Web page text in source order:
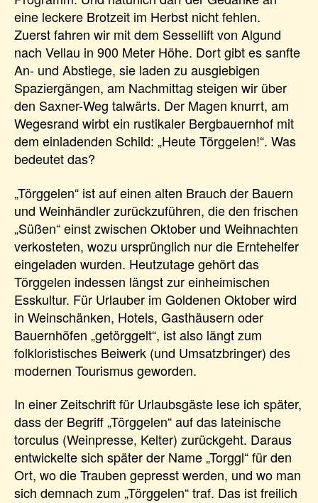
eine leckere Brotzeit im Herbst nicht fehlen.
Zuerst fahren wir mit dem Sessellift von Algund
nach Vellau in 900 Meter Höhe. Dort gibt es sanfte
An- und Abstiege, sie laden zu ausgiebigen
Spaziergängen, am Nachmittag steigen wir über
den Saxner-Weg talwärts. Der Magen knurrt, am
Wegesrand wirbt ein rustikaler Bergbauernhof mit
dem einladenden Schild: „Heute Törggelen!“. Was
bedeutet das?
„Törggelen“ ist auf einen alten Brauch der Bauern
und Weinhändler zurückzuführen, die den frischen
„Süßen“ einst zwischen Oktober und Weihnachten
verkosteten, wozu ursprünglich nur die Erntehelfer
eingeladen wurden. Heutzutage gehört das
Törggelen indessen längst zur einheimischen
Esskultur. Für Urlauber im Goldenen Oktober wird
in Weinschänken, Hotels, Gasthäusern oder
Bauernhöfen „getörggelt“, ist also längt zum
folkloristisches Beiwerk (und Umsatzbringer) des
modernen Tourismus geworden.
In einer Zeitschrift für Urlaubsgäste lese ich später,
dass der Begriff „Törggelen“ auf das lateinische
torculus (Weinpresse, Kelter) zurückgeht. Daraus
entwickelte sich später der Name „Torggl“ für den
Ort, wo die Trauben gepresst werden, und wo man
sich demnach zum „Törggelen“ traf. Das ist freilich